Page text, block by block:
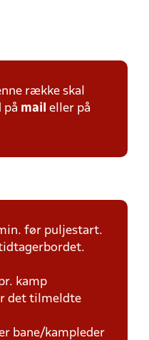
række skal
på mail eller på
før puljestart.
kamp
det tilmeldte
bane/kampleder